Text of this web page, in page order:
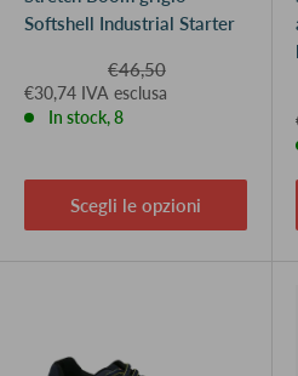
Softshell Industrial Starter
Prezzo
€46,50
€30,74 IVA esclusa
In stock, 8
Scegli le opzioni